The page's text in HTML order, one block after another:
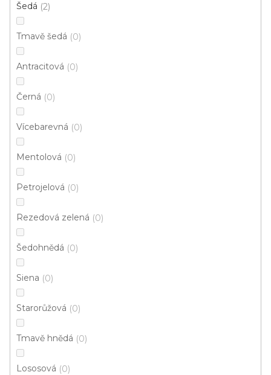
Šedá 2
Tmavě šedá 0
Antracitová 0
Černá 0
Vícebarevná 0
Mentolová 0
Petrojelová 0
Rezedová zelená 0
Šedohnědá 0
Siena 0
Starorůžová 0
Tmavě hnědá 0
Lososová 0
Metrážový koberec AVILA 9415
Skladem externě, odesíláme do 2-3 dnů
5 m 4 m